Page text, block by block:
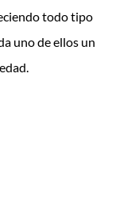
todo tipo
uno de ellos un